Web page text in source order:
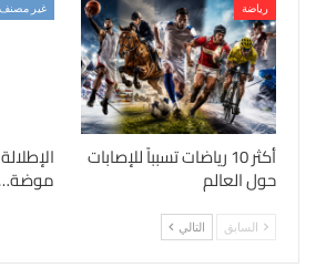
رياضة
أكثر 10 رياضات تسبباً للإصابات
حول العالم
غير مصنف
موضة…
السابق التالي